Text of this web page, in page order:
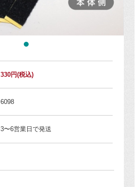
330円(税込)
6098
3〜6営業日で発送